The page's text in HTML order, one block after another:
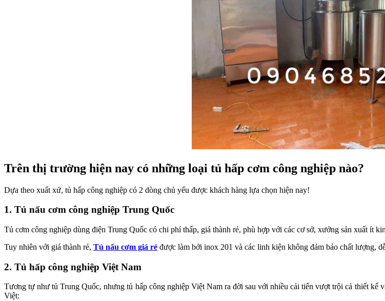
Trên thị trường hiện nay có những loại tủ hấp cơm công nghiệp nào?
Dựa theo xuất xứ, tủ hấp công nghiệp có 2 dòng chủ yếu được khách hàng lựa chọn hiện nay!
1. Tủ nấu cơm công nghiệp Trung Quốc
Tủ cơm công nghiệp dùng điện Trung Quốc có chi phí thấp, giá thành rẻ, phù hợp với các cơ sở, xưởng sản xuất ít
Tuy nhiên với giá thành rẻ, Tủ nấu cơm giá rẻ được làm bởi inox 201 và các linh kiện không đảm bảo chất lượng,
2. Tủ hấp công nghiệp Việt Nam
Tương tự như tủ Trung Quốc, nhưng tủ hấp công nghiệp Việt Nam ra đời sau với nhiều cải tiến vượt trội cả thiết
Việt: